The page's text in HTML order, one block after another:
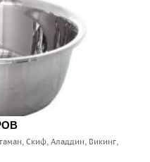
Скиф, Аладдин, Викинг,